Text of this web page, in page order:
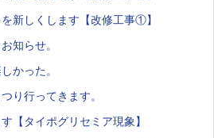
新しくします【改修工事①】
知らせ。
かった。
り行ってきます。
【タイポグリセミア現象】